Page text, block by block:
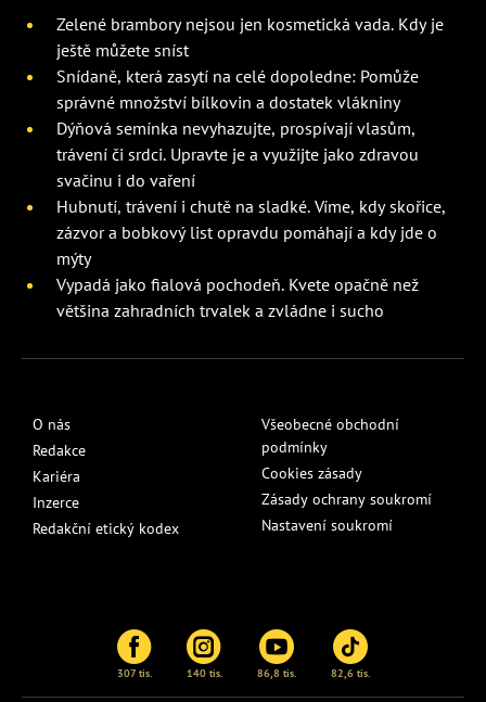
Zelené brambory nejsou jen kosmetická vada. Kdy je
ještě můžete sníst
Snídaně, která zasytí na celé dopoledne: Pomůže
správné množství bílkovin a dostatek vlákniny
Dýňová semínka nevyhazujte, prospívají vlasům,
trávení či srdci. Upravte je a využijte jako zdravou
svačinu i do vaření
Hubnutí, trávení i chutě na sladké. Víme, kdy skořice,
zázvor a bobkový list opravdu pomáhají a kdy jde o
mýty
Vypadá jako fialová pochodeň. Kvete opačně než
většina zahradních trvalek a zvládne i sucho
O nás
Redakce
Kariéra
Inzerce
Redakční etický kodex
Všeobecné obchodní
podmínky
Cookies zásady
Zásady ochrany soukromí
Nastavení soukromí
307 tis. 140 tis. 86,8 tis. 82,6 tis.